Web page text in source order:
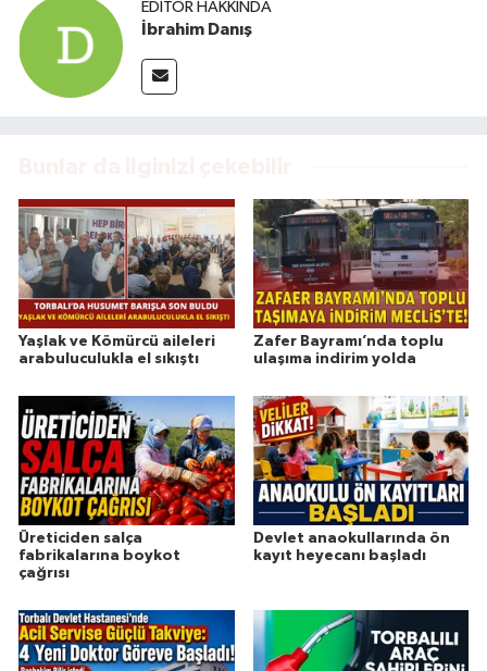
EDITÖR HAKKINDA
İbrahim Danış
Yaşlak ve Kömürcü aileleri
arabuluculukla el sıkıştı
Zafer Bayramı’nda toplu
ulaşıma indirim yolda
Üreticiden salça
fabrikalarına boykot
çağrısı
Devlet anaokullarında ön
kayıt heyecanı başladı